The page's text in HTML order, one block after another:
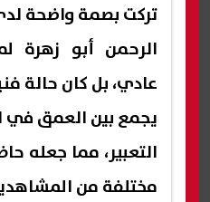
تركت بصمة واضحة
الرحمن أبو زهرة
عادي، بل كان حالة
يجمع بين العمق في
التعبير، مما جعله
مختلفة من